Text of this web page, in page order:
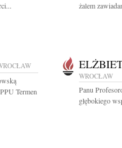
żalem
Termen
WROCŁAW
Panu
głębokiego